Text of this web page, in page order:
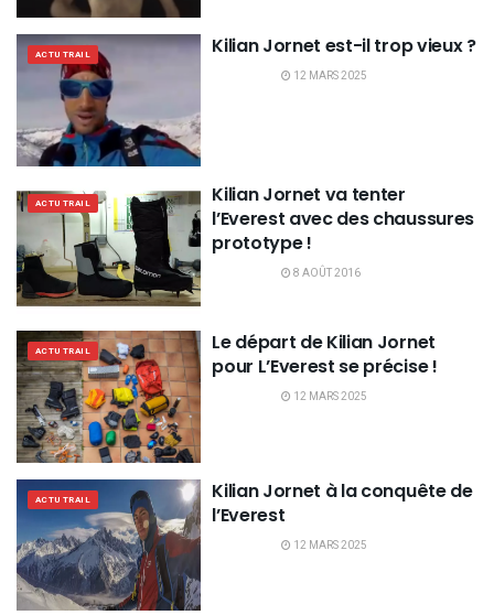
ACTU TRAIL Kilian Jornet est-il trop vieux ?
12 MARS 2025
ACTU TRAIL
Kilian Jornet va tenter
l’Everest avec des chaussures
prototype !
8 AOÛT 2016
ACTU TRAIL
Le départ de Kilian Jornet
pour L’Everest se précise !
12 MARS 2025
ACTU TRAIL
Kilian Jornet à la conquête de
l’Everest
12 MARS 2025